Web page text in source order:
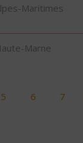
Maritimes
Marne
5 6 7